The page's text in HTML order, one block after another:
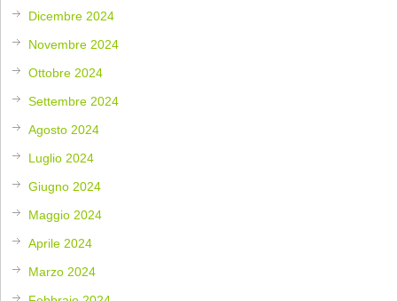
Dicembre 2024
Novembre 2024
Ottobre 2024
Settembre 2024
Agosto 2024
Luglio 2024
Giugno 2024
Maggio 2024
Aprile 2024
Marzo 2024